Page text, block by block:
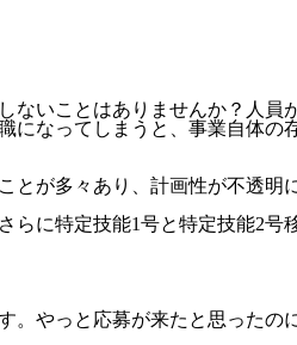
いことはありませんか？人
なってしまうと、事業自体の
が多々あり、計画性が不透明
に特定技能1号と特定技能2
やっと応募が来たと思った